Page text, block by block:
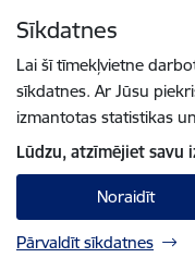
Sīkdatnes
Lai šī tīmekļvietne
sīkdatnes. Ar Jūsu
izmantotas statistikas
Lūdzu, atzīmējiet savu
Noraidīt
Pārvaldīt sīkdatnes